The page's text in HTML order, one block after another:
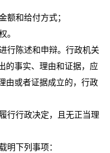
和给付方式；
。
陈述和申辩。行政机关
的事实、理由和证据，应
由或者证据成立的，行政
行政决定，且无正当理
明下列事项：